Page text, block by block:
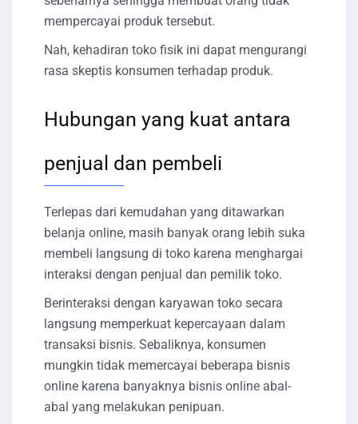
mempercayai produk tersebut.
Nah, kehadiran toko fisik ini dapat mengurangi
rasa skeptis konsumen terhadap produk.
Hubungan yang kuat antara
penjual dan pembeli
Terlepas dari kemudahan yang ditawarkan
belanja online, masih banyak orang lebih suka
membeli langsung di toko karena menghargai
interaksi dengan penjual dan pemilik toko.
Berinteraksi dengan karyawan toko secara
langsung memperkuat kepercayaan dalam
transaksi bisnis. Sebaliknya, konsumen
mungkin tidak memercayai beberapa bisnis
online karena banyaknya bisnis online abal-
abal yang melakukan penipuan.